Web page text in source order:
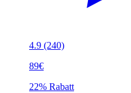
4.9 (240)
89€
22% Rabatt